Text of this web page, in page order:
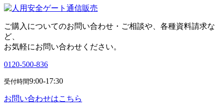
ご購入についてのお問い合わせ・ご相談や、各種資料請求な
ど、
お気軽にお問い合わせください。
0120-500-836
受付時間9:00-17:30
お問い合わせはこちら